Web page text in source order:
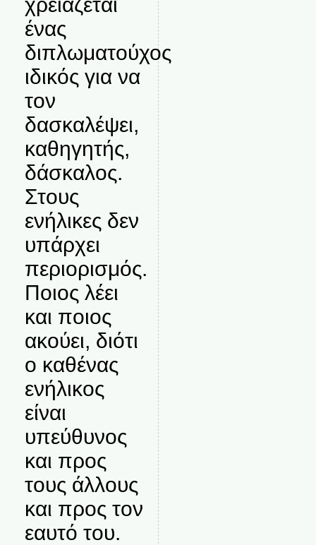
ένας
διπλωματούχος
ιδικός για να
τον
δασκαλέψει,
καθηγητής,
δάσκαλος.
Στους
ενήλικες δεν
υπάρχει
περιορισμός.
Ποιος λέει
και ποιος
ακούει, διότι
ο καθένας
ενήλικος
είναι
υπεύθυνος
και προς
τους άλλους
και προς τον
εαυτό του.